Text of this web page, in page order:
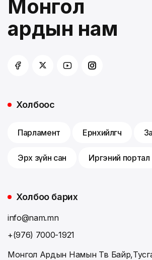
Монгол
ардын нам
Холбоос
Парламент Ерөнхийлөгч
Эрх зүйн сан Иргэний портал
Холбоо барих
info@nam.mn
+(976) 7000-1921
Монгол Ардын Намын Төв